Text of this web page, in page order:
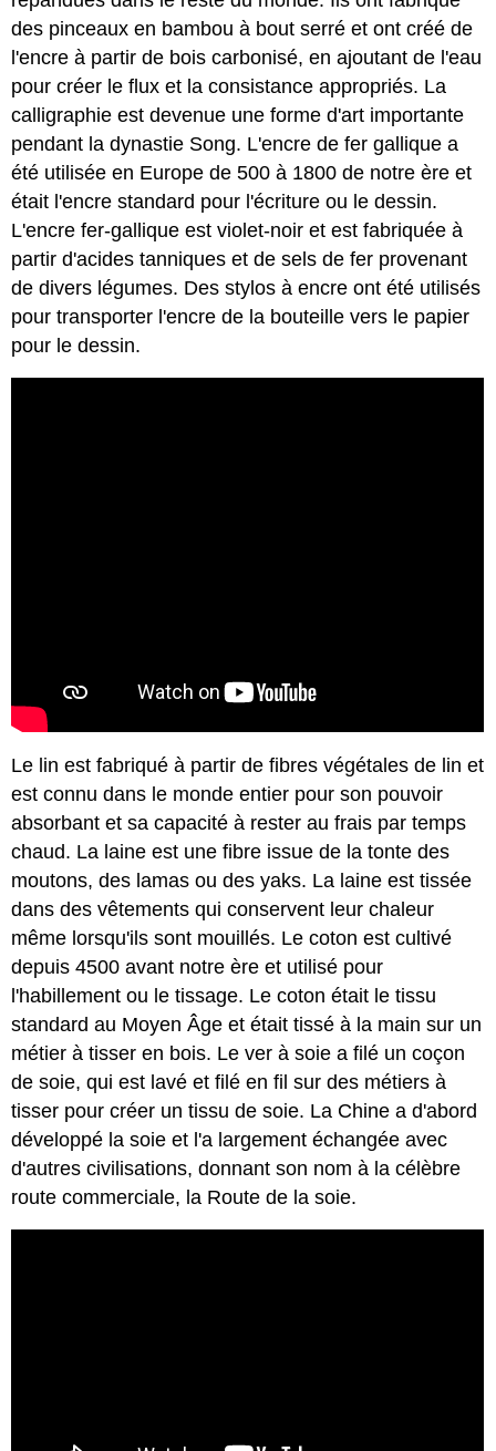
des pinceaux en bambou à bout serré et ont créé de
l'encre à partir de bois carbonisé, en ajoutant de l'eau
pour créer le flux et la consistance appropriés. La
calligraphie est devenue une forme d'art importante
pendant la dynastie Song. L'encre de fer gallique a
été utilisée en Europe de 500 à 1800 de notre ère et
était l'encre standard pour l'écriture ou le dessin.
L'encre fer-gallique est violet-noir et est fabriquée à
partir d'acides tanniques et de sels de fer provenant
de divers légumes. Des stylos à encre ont été utilisés
pour transporter l'encre de la bouteille vers le papier
pour le dessin.
Le lin est fabriqué à partir de fibres végétales de lin et
est connu dans le monde entier pour son pouvoir
absorbant et sa capacité à rester au frais par temps
chaud. La laine est une fibre issue de la tonte des
moutons, des lamas ou des yaks. La laine est tissée
dans des vêtements qui conservent leur chaleur
même lorsqu'ils sont mouillés. Le coton est cultivé
depuis 4500 avant notre ère et utilisé pour
l'habillement ou le tissage. Le coton était le tissu
standard au Moyen Âge et était tissé à la main sur un
métier à tisser en bois. Le ver à soie a filé un coçon
de soie, qui est lavé et filé en fil sur des métiers à
tisser pour créer un tissu de soie. La Chine a d'abord
développé la soie et l'a largement échangée avec
d'autres civilisations, donnant son nom à la célèbre
route commerciale, la Route de la soie.